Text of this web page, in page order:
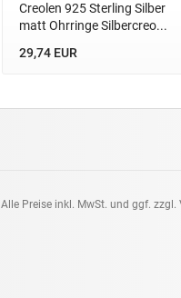
Creolen 925 Sterling Silber
matt Ohrringe Silbercreo...
29,74 EUR
Alle Preise inkl. MwSt. und ggf. zzgl.